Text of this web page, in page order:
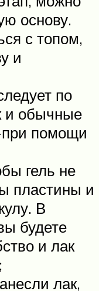
основу.
с топом,
и
по
и обычные
при помощи
гель не
пластины и
В
будете
и лак
лак,